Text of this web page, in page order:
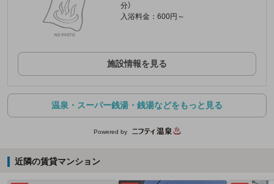
分）
入浴料金：600円～
施設情報を見る
温泉・スーパー銭湯・銭湯などをもっと見る
Powered by
近隣の賃貸マンション